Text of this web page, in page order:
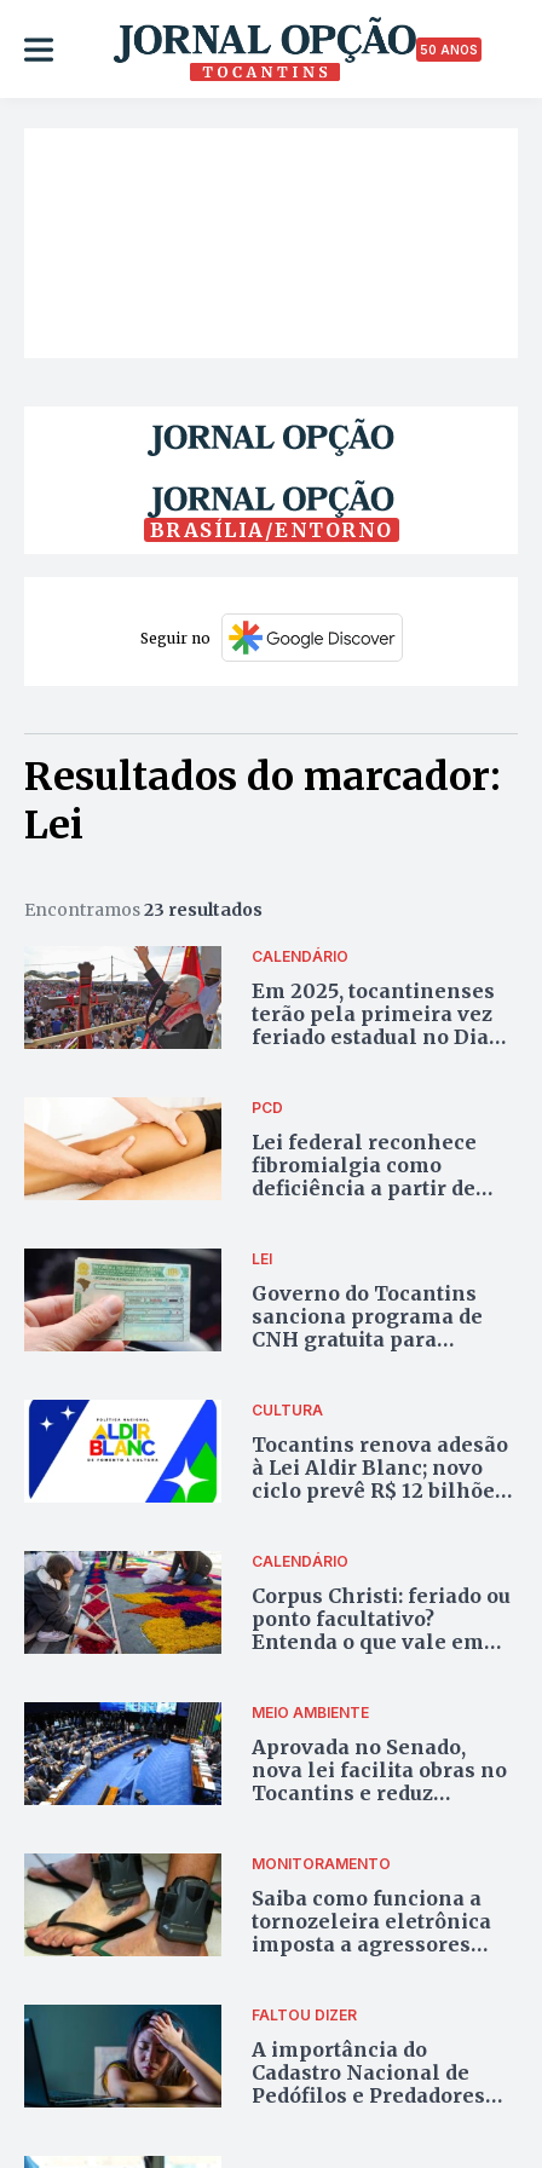
50 ANOS
BRASÍLIA/ENTORNO
Seguir no
Resultados do marcador:
Lei
Encontramos23 resultados
CALENDÁRIO
Em 2025, tocantinenses
terão pela primeira vez
feriado estadual no Dia
PCD
Lei federal reconhece
fibromialgia como
deficiência a partir de
LEI
Governo do Tocantins
sanciona programa de
CNH gratuita para
CULTURA
Tocantins renova adesão
à Lei Aldir Blanc; novo
ciclo prevê R$ 12 bilhões
CALENDÁRIO
Corpus Christi: feriado ou
ponto facultativo?
Entenda o que vale em
MEIO AMBIENTE
Aprovada no Senado,
nova lei facilita obras no
Tocantins e reduz
MONITORAMENTO
Saiba como funciona a
tornozeleira eletrônica
imposta a agressores
FALTOU DIZER
A importância do
Cadastro Nacional de
Pedófilos e Predadores